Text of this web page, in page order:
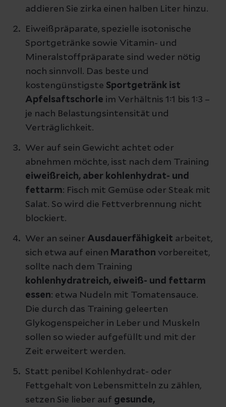
addieren Sie zirka einen halben Liter hinzu.
Eiweißpräparate, spezielle isotonische
Sportgetränke sowie Vitamin- und
Mineralstoffpräparate sind weder nötig
noch sinnvoll. Das beste und
kostengünstigste Sportgetränk ist
Apfelsaftschorle im Verhältnis 1:1 bis 1:3 –
je nach Belastungsintensität und
Verträglichkeit.
Wer auf sein Gewicht achtet oder
abnehmen möchte, isst nach dem Training
eiweißreich, aber kohlenhydrat- und
fettarm: Fisch mit Gemüse oder Steak mit
Salat. So wird die Fettverbrennung nicht
blockiert.
Wer an seiner Ausdauerfähigkeit arbeitet,
sich etwa auf einen Marathon vorbereitet,
sollte nach dem Training
kohlenhydratreich, eiweiß- und fettarm
essen: etwa Nudeln mit Tomatensauce.
Die durch das Training geleerten
Glykogenspeicher in Leber und Muskeln
sollen so wieder aufgefüllt und mit der
Zeit erweitert werden.
Statt penibel Kohlenhydrat- oder
Fettgehalt von Lebensmitteln zu zählen,
setzen Sie lieber auf gesunde,